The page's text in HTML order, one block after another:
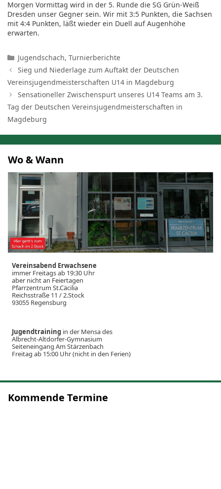
Morgen Vormittag wird in der 5. Runde die SG Grün-Weiß
Dresden unser Gegner sein. Wir mit 3:5 Punkten, die Sachsen
mit 4:4 Punkten, läßt wieder ein Duell auf Augenhöhe
erwarten.
Kategorien
Jugendschach,Turnierberichte
Sieg und Niederlage zum Auftakt der Deutschen
Vereinsjugendmeisterschaften U14 in Magdeburg
Sensationeller Zwischenspurt unseres U14 Teams am 3.
Tag der Deutschen Vereinsjugendmeisterschaften in
Magdeburg
Wo & Wann
Vereinsabend Erwachsene
immer Freitags ab 19:30 Uhr
aber nicht an Feiertagen
Pfarrzentrum St.Cäcilia
Reichsstraße 11 / 2.Stock
93055 Regensburg
Jugendtraining in der Mensa des
Albrecht-Altdorfer-Gymnasium
Seiteneingang Am Stärzenbach
Freitag ab 15:00 Uhr (nicht in den Ferien)
Kommende Termine